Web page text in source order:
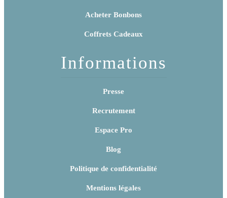
Acheter Bonbons
Coffrets Cadeaux
Informations
Presse
Recrutement
Espace Pro
Blog
Politique de confidentialité
Mentions légales